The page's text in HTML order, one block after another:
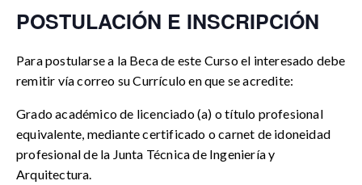
POSTULACIÓN E INSCRIPCIÓN
Para postularse a la Beca de este Curso el interesado debe
remitir vía correo su Currículo en que se acredite:
Grado académico de licenciado (a) o título profesional
equivalente, mediante certificado o carnet de idoneidad
profesional de la Junta Técnica de Ingeniería y
Arquitectura.